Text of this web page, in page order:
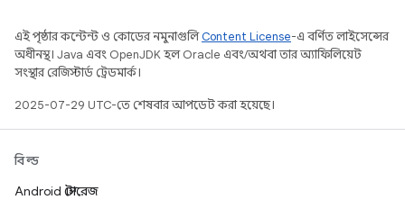
এই পৃষ্ঠার কন্টেন্ট ও কোডের নমুনাগুলিContent License-এ বর্ণিত লাইসেন্সের
অধীনস্থ। Java এবং OpenJDK হল Oracle এবং/অথবা তার অ্যাফিলিয়েট
সংস্থার রেজিস্টার্ড ট্রেডমার্ক।
2025-07-29 UTC-তে শেষবার আপডেট করা হয়েছে।
বিল্ড
Android স্টোরেজ